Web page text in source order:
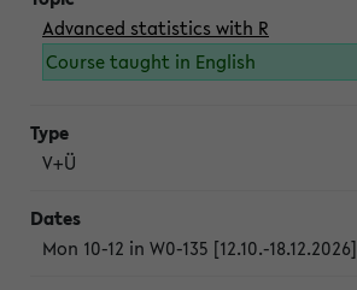
Advanced statistics with R
Course taught in English
V+Ü
Mon 10-12 in W0-135 [12.10.-18.12.2026]